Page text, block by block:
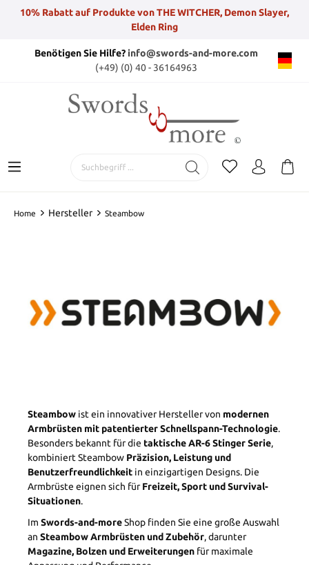
10% Rabatt auf Produkte von THE WITCHER, Demon Slayer,
Elden Ring
Benötigen Sie Hilfe?info@swords-and-more.com
(+49) (0) 40 - 36164963
Home Hersteller Steambow
Steambow ist ein innovativer Hersteller von modernen
Armbrüsten mit patentierter Schnellspann-Technologie.
Besonders bekannt für die taktische AR-6 Stinger Serie,
kombiniert Steambow Präzision, Leistung und
Benutzerfreundlichkeit in einzigartigen Designs. Die
Armbrüste eignen sich fürFreizeit, Sport und Survival-
Situationen.
Im Swords-and-moreShop finden Sie eine große Auswahl
an Steambow Armbrüsten und Zubehör, darunter
Magazine, Bolzen und Erweiterungen für maximale